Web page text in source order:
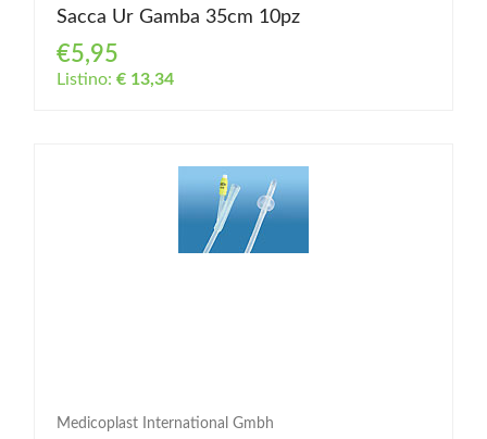
Sacca Ur Gamba 35cm 10pz
€5,95
Listino: € 13,34
Medicoplast International Gmbh